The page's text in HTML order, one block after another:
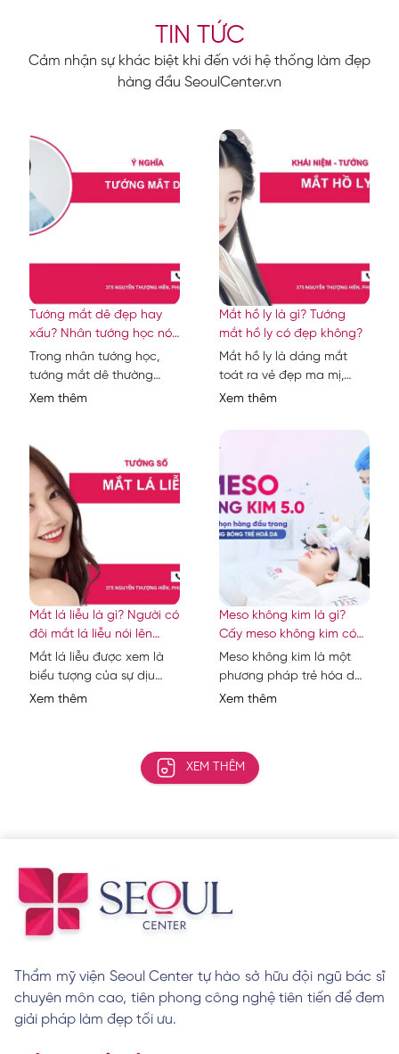
TIN TỨC
Cảm nhận sự khác biệt khi đến với hệ thống làm đẹp
hàng đầu SeoulCenter.vn
Tướng mắt dê đẹp hay
xấu? Nhân tướng học nói
gì về mắt dê?
Trong nhân tướng học,
tướng mắt dê thường
được cho là không đáng
Xem thêm
Mắt hồ ly là gì? Tướng
mắt hồ ly có đẹp không?
Mắt hồ ly là dáng mắt
toát ra vẻ đẹp ma mị,
quyến rũ và cực kỳ sắc
Xem thêm
Mắt lá liễu là gì? Người có
đôi mắt lá liễu nói lên
điều gì?
Mắt lá liễu được xem là
biểu tượng của sự dịu
dàng, tinh tế, thông minh
Xem thêm
Meso không kim là gì?
Cấy meso không kim có
tác dụng gì?
Meso không kim là một
phương pháp trẻ hóa da
thế hệ mới, được cải tiến
Xem thêm
XEM THÊM
Thẩm mỹ viện Seoul Center tự hào sở hữu đội ngũ bác sĩ
chuyên môn cao, tiên phong công nghệ tiên tiến để đem
giải pháp làm đẹp tối ưu.